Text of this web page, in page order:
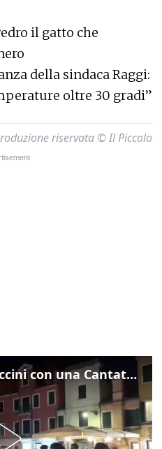
il gatto che
della sindaca Raggi:
oltre 30 gradi”
riservata © Il Piccolo
Venezia omaggia Guccini con una Cantata Anarchica in campo Santa Margherita